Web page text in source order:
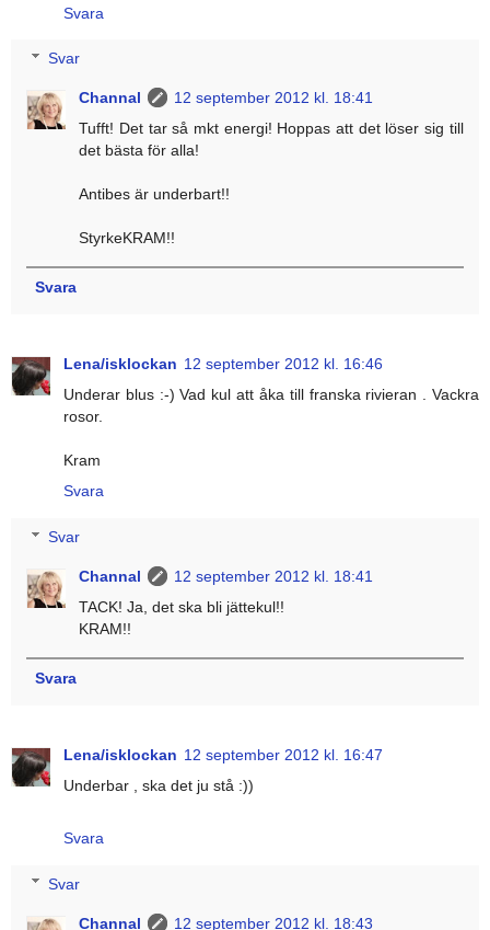
Svara
Svar
Channal
12 september 2012 kl. 18:41
Tufft! Det tar så mkt energi! Hoppas att det löser sig till
det bästa för alla!
Antibes är underbart!!
StyrkeKRAM!!
Svara
Lena/isklockan 12 september 2012 kl. 16:46
Underar blus :-) Vad kul att åka till franska rivieran . Vackra
rosor.
Kram
Svara
Svar
Channal
12 september 2012 kl. 18:41
TACK! Ja, det ska bli jättekul!!
KRAM!!
Svara
Lena/isklockan 12 september 2012 kl. 16:47
Underbar , ska det ju stå :))
Svara
Svar
Channal
12 september 2012 kl. 18:43